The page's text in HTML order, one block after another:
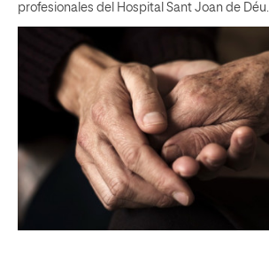
profesionales del Hospital Sant Joan de Déu.